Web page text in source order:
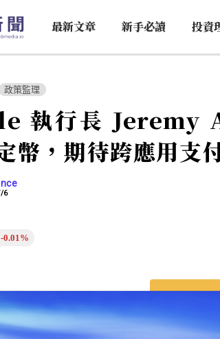
最新文章 新手必讀 投資
政策監理
執行長 Jeremy
幣，期待跨應用支
6
-0.01%